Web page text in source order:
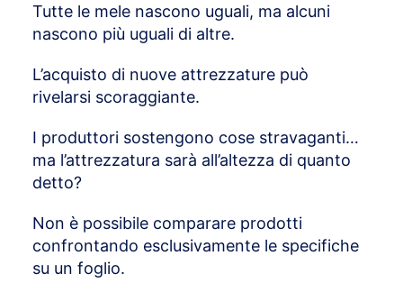
Tutte le mele nascono uguali, ma alcuni
nascono più uguali di altre.
L’acquisto di nuove attrezzature può
rivelarsi scoraggiante.
I produttori sostengono cose stravaganti…
ma l’attrezzatura sarà all’altezza di quanto
detto?
Non è possibile comparare prodotti
confrontando esclusivamente le specifiche
su un foglio.